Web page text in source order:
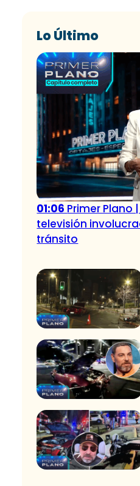
Lo Último
01:06 Primer Plano
televisión
tránsito